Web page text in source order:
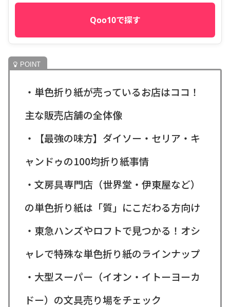
Qoo10で探す
・単色折り紙が売っているお店はココ！
主な販売店舗の全体像
・【最強の味方】ダイソー・セリア・キ
ャンドゥの100均折り紙事情
・文房具専門店（世界堂・伊東屋など）
の単色折り紙は「質」にこだわる方向け
・東急ハンズやロフトで見つかる！オシ
ャレで特殊な単色折り紙のラインナップ
・大型スーパー（イオン・イトーヨーカ
ドー）の文具売り場をチェック